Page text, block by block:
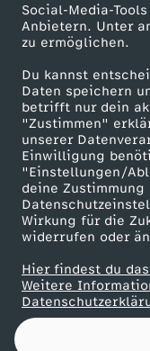
Social-Media-
Anbietern. Unter
zu ermöglichen.
Du kannst
Daten speichern
betrifft nur dein
"Zustimmen"
unserer
Einwilligung
"Einstellungen/
deine
Wirkung für die
widerrufen oder
Hier findest du
Weitere
l
n
y
Karriere
ZDF goes Schule
Werbefernsehen
Mainzelmännchen
Partner